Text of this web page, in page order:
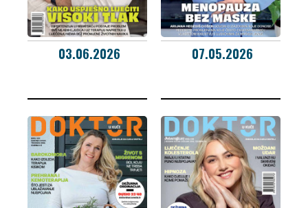
03.06.2026 07.05.2026